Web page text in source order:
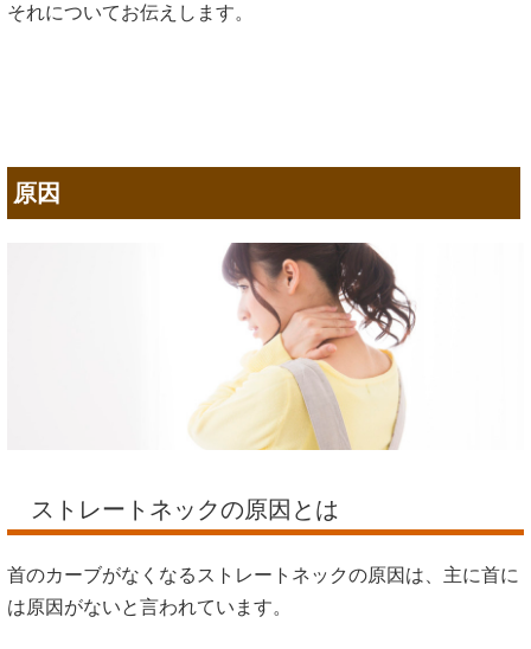
それについてお伝えします。
原因
ストレートネックの原因とは
首のカーブがなくなるストレートネックの原因は、主に首に
は原因がないと言われています。